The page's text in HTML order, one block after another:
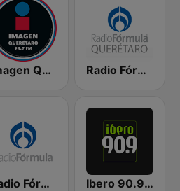
Imagen Querétaro 94.7 FM Radio Fórmula Querétaro
Radio Fórmula 104.1 FM Ibero 90.9 FM